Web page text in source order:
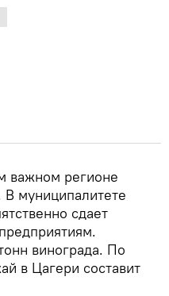
важном регионе
В муниципалитете
сдает
винограда. По
в Цагери составит